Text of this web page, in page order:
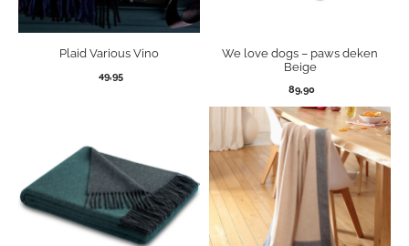
Plaid Various Vino
49,95
We love dogs – paws deken
Beige
89,90